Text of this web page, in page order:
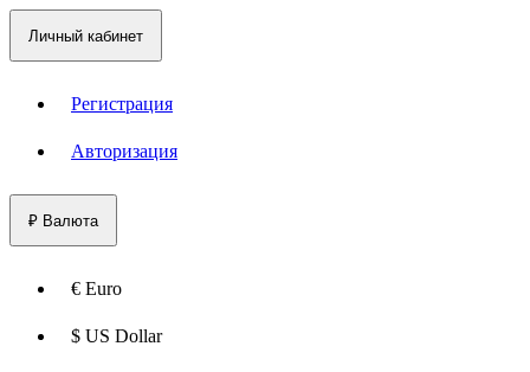
Личный кабинет
Регистрация
Авторизация
₽ Валюта
€ Euro
$ US Dollar